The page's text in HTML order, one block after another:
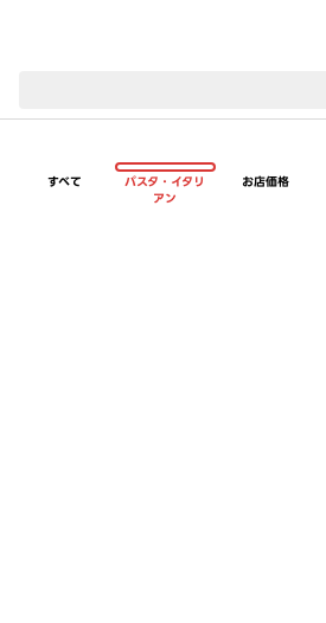
すべて
パスタ・イタリ
アン
お店価格